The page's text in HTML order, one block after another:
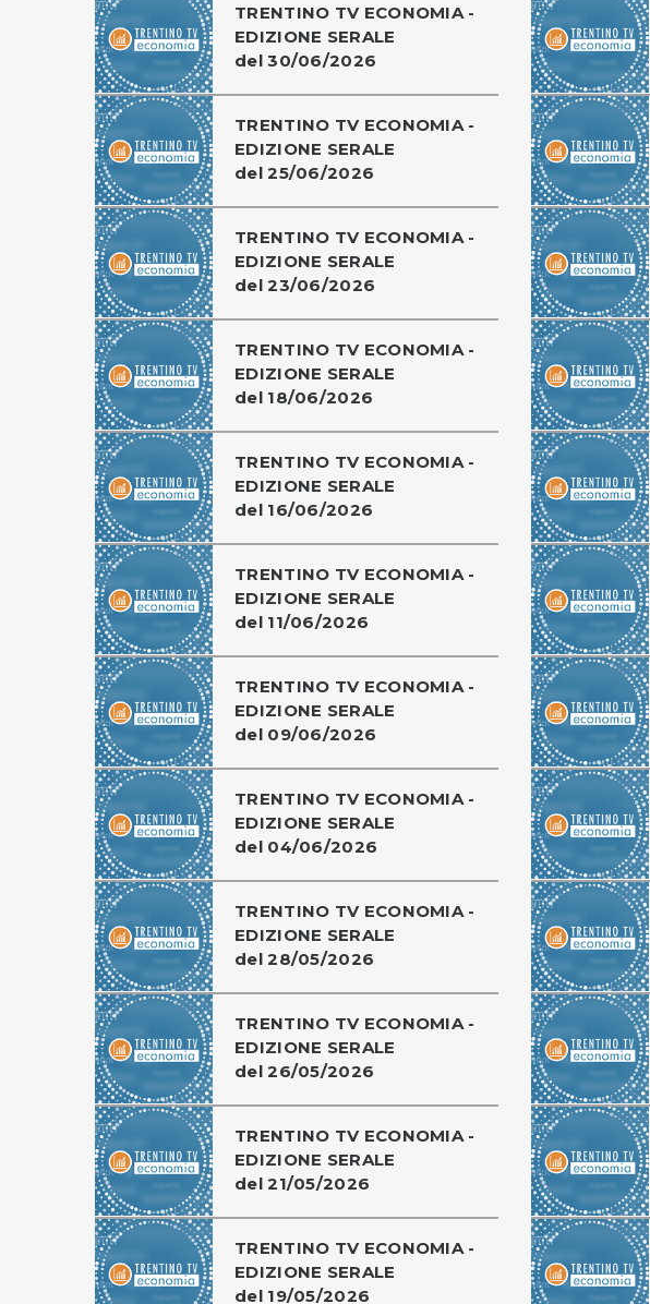
TRENTINO TV ECONOMIA -
EDIZIONE SERALE
del 30/06/2026
TRENTINO TV ECONOMIA -
EDIZIONE SERALE
del 25/06/2026
TRENTINO TV ECONOMIA -
EDIZIONE SERALE
del 23/06/2026
TRENTINO TV ECONOMIA -
EDIZIONE SERALE
del 18/06/2026
TRENTINO TV ECONOMIA -
EDIZIONE SERALE
del 16/06/2026
TRENTINO TV ECONOMIA -
EDIZIONE SERALE
del 11/06/2026
TRENTINO TV ECONOMIA -
EDIZIONE SERALE
del 09/06/2026
TRENTINO TV ECONOMIA -
EDIZIONE SERALE
del 04/06/2026
TRENTINO TV ECONOMIA -
EDIZIONE SERALE
del 28/05/2026
TRENTINO TV ECONOMIA -
EDIZIONE SERALE
del 26/05/2026
TRENTINO TV ECONOMIA -
EDIZIONE SERALE
del 21/05/2026
TRENTINO TV ECONOMIA -
EDIZIONE SERALE
del 19/05/2026